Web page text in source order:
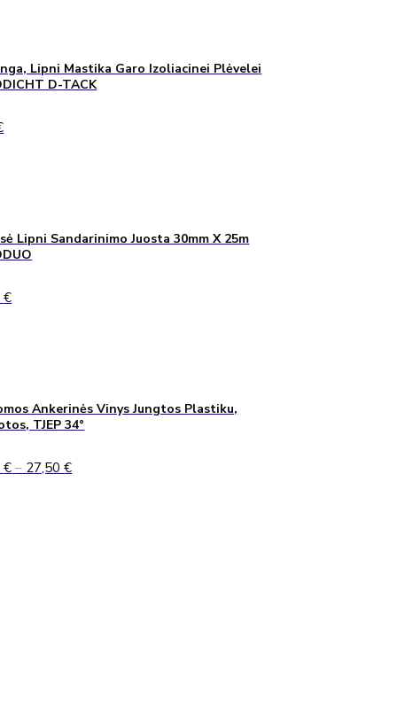
Lipni Mastika Garo Izoliacinei Plėvelei
D-TACK
Lipni Sandarinimo Juosta 30mm X 25m
€
Ankerinės Vinys Jungtos Plastiku,
TJEP 34°
€ – 27,50€Price